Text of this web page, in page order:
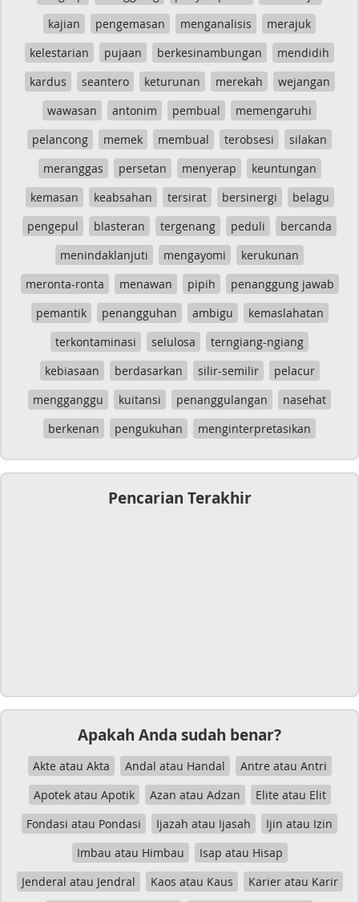
kajian
pengemasan menganalisis
merajuk
kelestarian
pujaan berkesinambungan
mendidih
kardus
seantero keturunan merekah
wejangan
wawasan
antonim pembual
memengaruhi
pelancong
memek membual terobsesi
silakan
meranggas
persetan menyerap
keuntungan
kemasan
keabsahan tersirat bersinergi
belagu
pengepul
blasteran tergenang peduli
bercanda
menindaklanjuti
mengayomi
kerukunan
meronta-ronta
menawan pipih
penanggung jawab
pemantik
penangguhan ambigu
kemaslahatan
terkontaminasi
selulosa
terngiang-ngiang
kebiasaan
berdasarkan silir-semilir
pelacur
mengganggu
kuitansi penanggulangan
nasehat
berkenan
pengukuhan menginterpretasikan
Pencarian Terakhir
Apakah Anda sudah benar?
Akte atau Akta Andal atau Handal
Antre atau Antri
Apotek atau Apotik
Azan atau Adzan
Elite atau Elit
Fondasi atau Pondasi
Ijazah atau Ijasah
Ijin atau Izin
Imbau atau Himbau
Isap atau Hisap
Jenderal atau Jendral
Kaos atau Kaus
Karier atau Karir